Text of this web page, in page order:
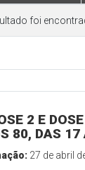
foi
2 E
80, DAS 17
27 de abril